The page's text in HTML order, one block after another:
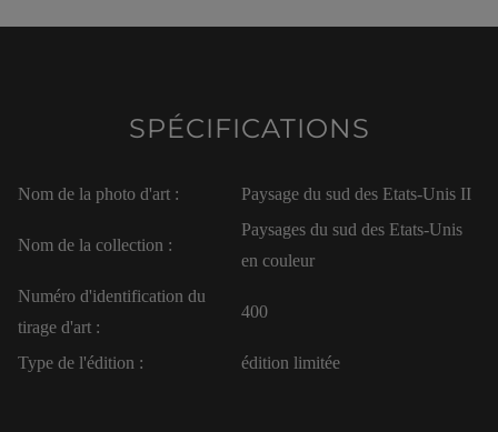
SPÉCIFICATIONS
Nom de la photo d'art : Paysage du sud des Etats-Unis II
Nom de la collection :
Paysages du sud des Etats-Unis
en couleur
Numéro d'identification du
tirage d'art :
400
Type de l'édition : édition limitée